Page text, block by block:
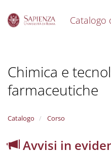
Catalogo
Chimica e
farmaceutiche
Catalogo Corso
Avvisi in